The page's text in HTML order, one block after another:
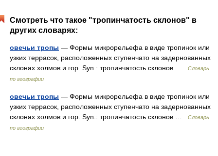
Смотреть что такое "тропинчатость склонов" в
других словарях:
овечьи тропы — Формы микрорельефа в виде тропинок или
узких террасок, расположенных ступенчато на задернованных
склонах холмов и гор. Syn.: тропинчатость склонов …
Словарь
по географии
овечьи тропы — Формы микрорельефа в виде тропинок или
узких террасок, расположенных ступенчато на задернованных
склонах холмов и гор. Syn.: тропинчатость склонов …
Словарь
по географии